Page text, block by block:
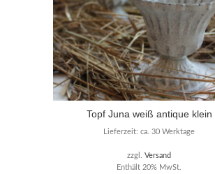
Topf Juna weiß antique klein
Enthält 20% MwSt.
zzgl.Versand
Lieferzeit: ca. 30 Werktage